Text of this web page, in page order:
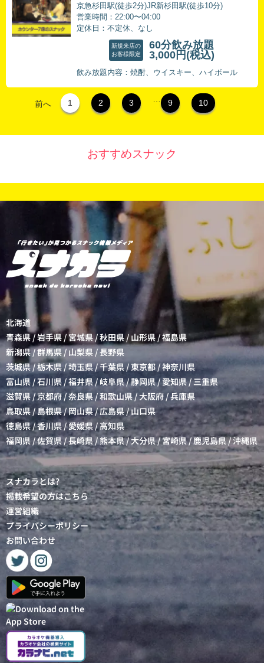
京急杉田駅(徒歩2分)JR新杉田駅(徒歩10分)
営業時間：22:00〜04:00
定休日：不定休、なし
新規来店の
お客様限定
60分飲み放題
3,000円 (税込)
飲み放題内容：焼酎、ウイスキー、ハイボール
前へ 1 2 3 9 10
おすすめスナック
北海道
青森県/岩手県/宮城県/秋田県 / 山形県/福島県
新潟県/群馬県 / 山梨県 /長野県
茨城県 /栃木県/埼玉県/千葉県/東京都 /神奈川県
富山県 /石川県 /福井県/岐阜県/静岡県/愛知県/三重県
滋賀県/京都府/奈良県 /和歌山県/大阪府 /兵庫県
鳥取県 / 島根県/岡山県/広島県/山口県
徳島県/香川県/愛媛県 /高知県
福岡県 /佐賀県 /長崎県/熊本県/大分県/宮崎県/鹿児島県/沖縄県
スナカラとは?
掲載希望の方はこちら
運営組織
プライバシーポリシー
お問い合わせ